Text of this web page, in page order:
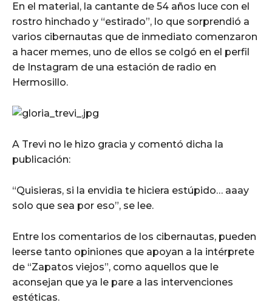
En el material, la cantante de 54 años luce con el
rostro hinchado y “estirado”, lo que sorprendió a
varios cibernautas que de inmediato comenzaron
a hacer memes, uno de ellos se colgó en el perfil
de Instagram de una estación de radio en
Hermosillo.
A Trevi no le hizo gracia y comentó dicha la
publicación:
“Quisieras, si la envidia te hiciera estúpido… aaay
solo que sea por eso”, se lee.
Entre los comentarios de los cibernautas, pueden
leerse tanto opiniones que apoyan a la intérprete
de “Zapatos viejos”, como aquellos que le
aconsejan que ya le pare a las intervenciones
estéticas.